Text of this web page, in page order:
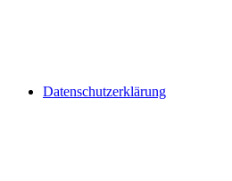
Datenschutzerklärung